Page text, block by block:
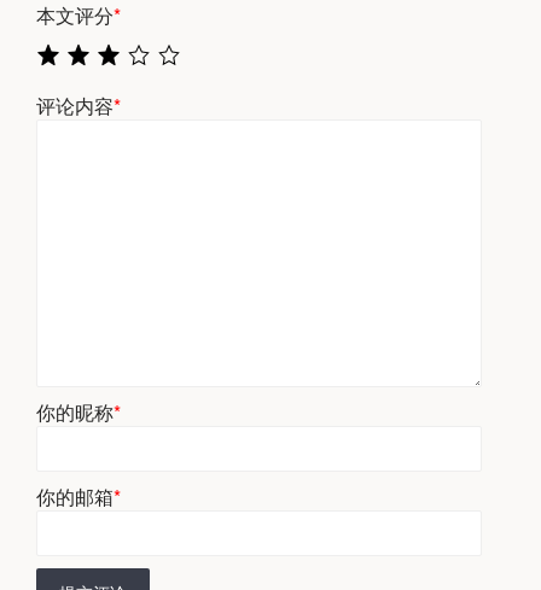
本文评分*
评论内容*
你的昵称*
你的邮箱*